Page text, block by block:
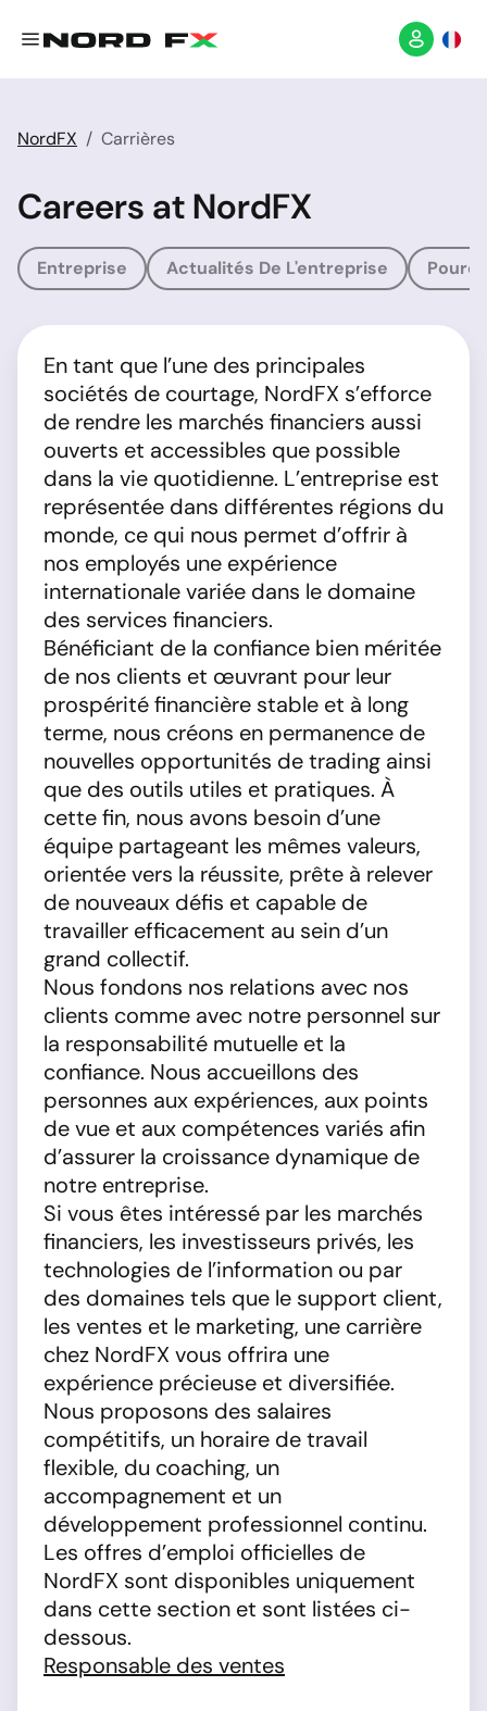
NordFX Carrières
Careers at NordFX
Entreprise Actualités De L'entreprise
En tant que l’une des principales
sociétés de courtage, NordFX s’efforce
de rendre les marchés financiers aussi
ouverts et accessibles que possible
dans la vie quotidienne. L’entreprise est
représentée dans différentes régions du
monde, ce qui nous permet d’offrir à
nos employés une expérience
internationale variée dans le domaine
des services financiers.
Bénéficiant de la confiance bien méritée
de nos clients et œuvrant pour leur
prospérité financière stable et à long
terme, nous créons en permanence de
nouvelles opportunités de trading ainsi
que des outils utiles et pratiques. À
cette fin, nous avons besoin d’une
équipe partageant les mêmes valeurs,
orientée vers la réussite, prête à relever
de nouveaux défis et capable de
travailler efficacement au sein d’un
grand collectif.
Nous fondons nos relations avec nos
clients comme avec notre personnel sur
la responsabilité mutuelle et la
confiance. Nous accueillons des
personnes aux expériences, aux points
de vue et aux compétences variés afin
d’assurer la croissance dynamique de
notre entreprise.
Si vous êtes intéressé par les marchés
financiers, les investisseurs privés, les
technologies de l’information ou par
des domaines tels que le support client,
les ventes et le marketing, une carrière
chez NordFX vous offrira une
expérience précieuse et diversifiée.
Nous proposons des salaires
compétitifs, un horaire de travail
flexible, du coaching, un
accompagnement et un
développement professionnel continu.
Les offres d’emploi officielles de
NordFX sont disponibles uniquement
dans cette section et sont listées ci-
dessous.
Responsable des ventes